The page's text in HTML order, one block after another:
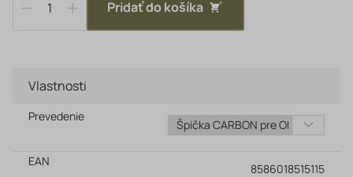
Pridať do košíka
Vlastnosti
Prevedenie
EAN
8586018515115